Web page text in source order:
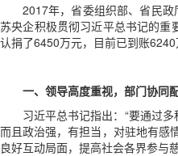
2017年，省委组织部、省民
苏央企积极贯彻习近平总书记的
认捐了6450万元，目前已到账
一、领导高度重视，部门协同
习近平总书记指出：“要通过
而且政治强，有担当，对驻地有感
良好互动局面，提高社会各界参与